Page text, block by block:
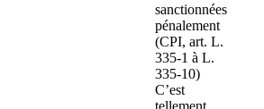
sanctionnées
pénalement
(CPI, art. L.
335-1 à L.
335-10)
C’est